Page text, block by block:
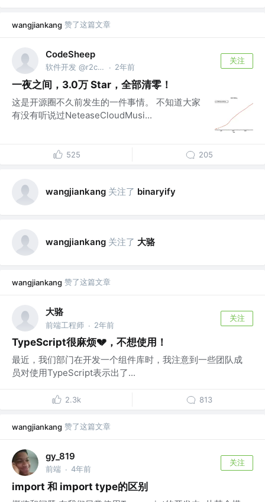
wangjiankang 赞了这篇文章
CodeSheep
软件开发 @r2coding.com · 2年前
关注
一夜之间，3.0万 Star，全部清零！
这是开源圈不久前发生的一件事情。 不知道大家
有没有听说过NeteaseCloudMusi...
525 205
wangjiankang 关注了 binaryify
wangjiankang 关注了 大骆
wangjiankang 赞了这篇文章
大骆
前端工程师 · 2年前
关注
TypeScript很麻烦💔，不想使用！
最近，我们部门在开发一个组件库时，我注意到一些团队成
员对使用TypeScript表示出了...
2.3k 813
wangjiankang 赞了这篇文章
gy_819
前端 · 4年前
关注
import 和 import type的区别